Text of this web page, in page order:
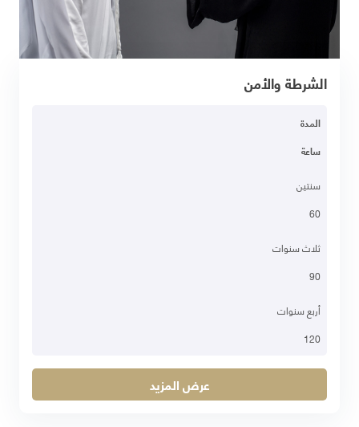
الشرطة والأمن
المدة
ساعة
سنتين
60
ثلاث سنوات
90
أربع سنوات
120
عرض المزيد